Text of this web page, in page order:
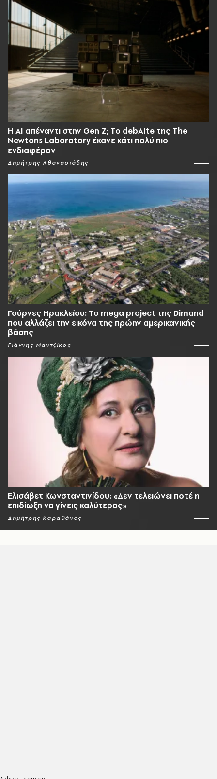
Η AI απέναντι στην Gen Z; Το debAIte της The
Newtons Laboratory έκανε κάτι πολύ πιο
ενδιαφέρον
Δημήτρης Αθανασιάδης
Γούρνες Ηρακλείου: To mega project της Dimand
που αλλάζει την εικόνα της πρώην αμερικανικής
βάσης
Γιάννης Μαντζίκος
Ελισάβετ Κωνσταντινίδου: «Δεν τελειώνει ποτέ η
επιδίωξη να γίνεις καλύτερος»
Δημήτρης Καραθάνος